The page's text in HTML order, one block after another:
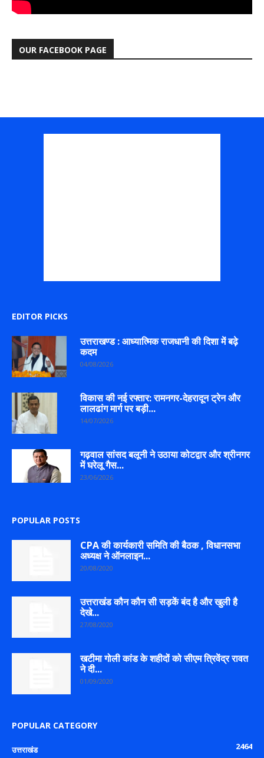
OUR FACEBOOK PAGE
EDITOR PICKS
उत्तराखण्ड : आध्यात्मिक राजधानी की दिशा में बढ़े
कदम
04/08/2026
विकास की नई रफ्तार: रामनगर-देहरादून ट्रेन और
लालढांग मार्ग पर बड़ी...
14/07/2026
गढ़वाल सांसद बलूनी ने उठाया कोटद्वार और श्रीनगर
में घरेलू गैस...
23/06/2026
POPULAR POSTS
CPA की कार्यकारी समिति की बैठक , विधानसभा
अध्यक्ष ने ऑनलाइन...
20/08/2020
उत्तराखंड कौन कौन सी सड़कें बंद है और खुली है
देखे...
27/08/2020
खटीमा गोली कांड के शहीदों को सीएम त्रिवेंद्र रावत
ने दी...
01/09/2020
POPULAR CATEGORY
उत्तराखंड
2464